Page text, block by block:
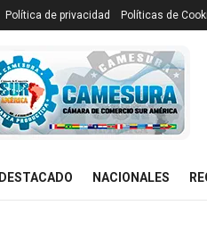
Política de privacidad Políticas de
DESTACADO NACIONALES